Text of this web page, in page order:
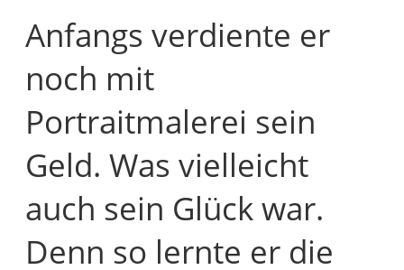
Anfangs verdiente er
noch mit
Portraitmalerei sein
Geld. Was vielleicht
auch sein Glück war.
Denn so lernte er die